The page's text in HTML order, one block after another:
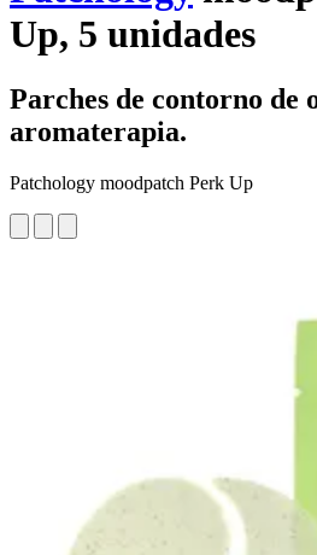
Up, 5 unidades
Parches de contorno de
aromaterapia.
Patchology moodpatch Perk Up